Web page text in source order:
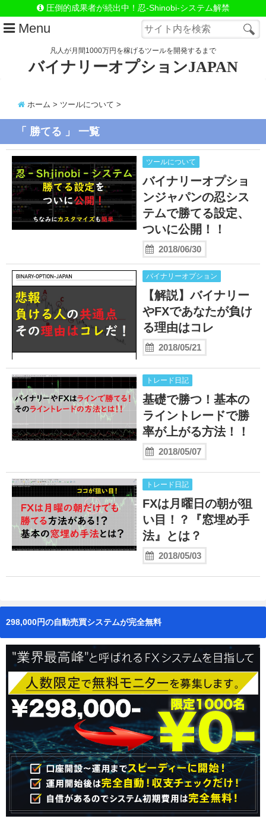
圧倒的成果者が続出中！忍-Shinobi-システム解禁
Menu
はじめての方へ
忍システム詳細
忍=極-システム詳細
忍＆極セットで手に入れる
自動売買システムSnake
Close
凡人が月間1000万円を稼げるツールを開発するまで
バイナリーオプションJAPAN
ホーム > ツールについて >
「 勝てる 」 一覧
ツールについて
バイナリーオプショ
ンジャパンの忍シス
テムで勝てる設定、
ついに公開！！
2018/06/30
バイナリーオプション
【解説】バイナリー
やFXであなたが負け
る理由はコレ
2018/05/21
トレード日記
基礎で勝つ！基本の
ライントレードで勝
率が上がる方法！！
2018/05/07
トレード日記
FXは月曜日の朝が狙
い目！？『窓埋め手
法』とは？
2018/05/03
298,000円の自動売買システムが完全無料